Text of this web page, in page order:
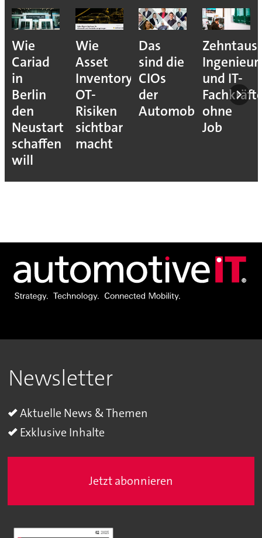
Wie
Cariad
in
Berlin
den
Neustart
schaffen
will
Wie
Asset
Inventory
OT-
Risiken
sichtbar
macht
Das
sind die
CIOs
der
Automobilindustrie
und IT-
ohne
Job
Newsletter
Aktuelle News & Themen
Exklusive Inhalte
Jetzt abonnieren